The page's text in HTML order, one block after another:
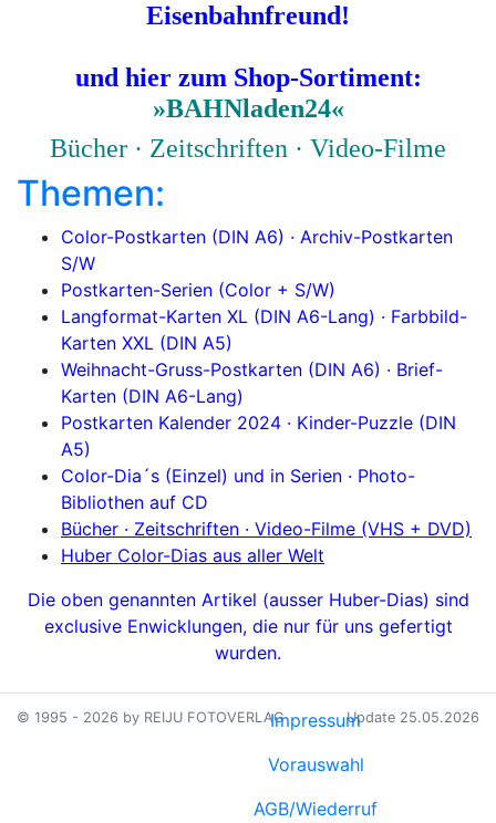
Eisenbahnfreund!
und hier zum Shop-Sortiment:
»BAHNladen24«
Bücher · Zeitschriften · Video-Filme
Themen:
Color-Postkarten (DIN A6) · Archiv-Postkarten
S/W
Postkarten-Serien (Color + S/W)
Langformat-Karten XL (DIN A6-Lang) · Farbbild-
Karten XXL (DIN A5)
Weihnacht-Gruss-Postkarten (DIN A6) · Brief-
Karten (DIN A6-Lang)
Postkarten Kalender 2024 · Kinder-Puzzle (DIN
A5)
Color-Dia´s (Einzel) und in Serien · Photo-
Bibliothen auf CD
Bücher · Zeitschriften · Video-Filme (VHS + DVD)
Huber Color-Dias aus aller Welt
Die oben genannten Artikel (ausser Huber-Dias) sind
exclusive Enwicklungen, die nur für uns gefertigt
wurden.
Update 25.05.2026
© 1995 - 2026 by REIJU FOTOVERLAGImpressum
Vorauswahl
AGB/Wiederruf